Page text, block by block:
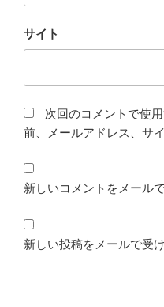
サイト
次回のコメントで使
前、メールアドレス、サ
新しいコメントをメール
新しい投稿をメールで受